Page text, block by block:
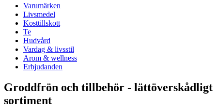
Varumärken
Livsmedel
Kosttillskott
Te
Hudvård
Vardag & livsstil
Arom & wellness
Erbjudanden
Groddfrön och tillbehör - lättöverskådligt
sortiment